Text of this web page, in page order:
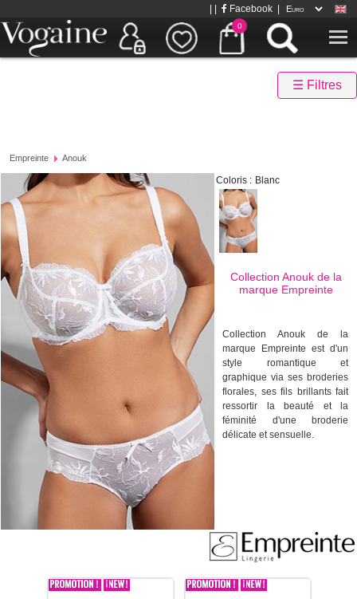
0
Facebook
☰ Filtres
Empreinte Anouk
Coloris : Blanc
Collection Anouk de la
marque Empreinte
Collection Anouk de la
marque Empreinte est d'un
style romantique et
graphique via ses broderies
florales, ses fils brillants fait
ressortir la beauté et la
féminité d'une broderie
délicate et sensuelle.
apportant sensualilté à vos
formes pour la saion
printemps été. La collection
Anouk s'adaptera également
parfaitement aux formes